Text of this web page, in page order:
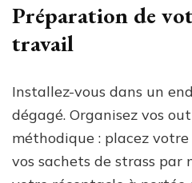
Préparation de
travail
Installez-vous dans un
dégagé. Organisez vos
méthodique : placez
vos sachets de strass par